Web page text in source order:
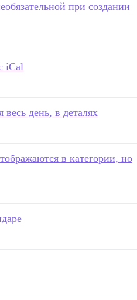
при создании
iCal
день, в деталях
в категории, но